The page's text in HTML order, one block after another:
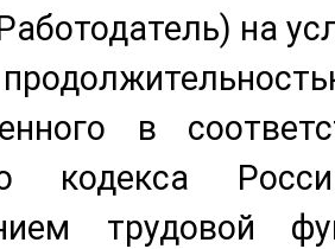
на
в
кодекса
трудовой